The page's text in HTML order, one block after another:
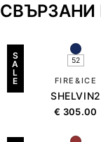
СВЪРЗАНИ
S
A
L
E
52
FIRE&ICE
SHELVIN2
€ 305.00